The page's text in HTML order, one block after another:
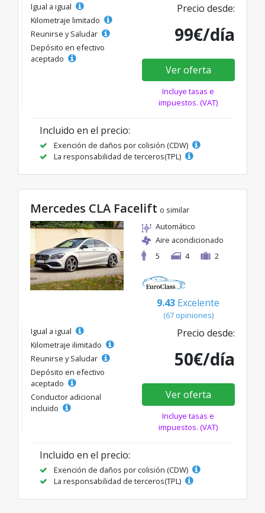
Igual a igual
Kilometraje limitado
Reunirse y Saludar
Depósito en efectivo
aceptado
Precio desde:
99€/día
Ver oferta
Incluye tasas e
impuestos. (VAT)
Incluido en el precio:
Exención de daños por colisión (CDW)
La responsabilidad de terceros(TPL)
Mercedes CLA Facelift o similar
Automático
Aire acondicionado
5
4 2
9.43 Excelente
(67 opiniones)
Igual a igual
Kilometraje ilimitado
Reunirse y Saludar
Depósito en efectivo
aceptado
Conductor adicional
incluido
Precio desde:
50€/día
Ver oferta
Incluye tasas e
impuestos. (VAT)
Incluido en el precio:
Exención de daños por colisión (CDW)
La responsabilidad de terceros(TPL)